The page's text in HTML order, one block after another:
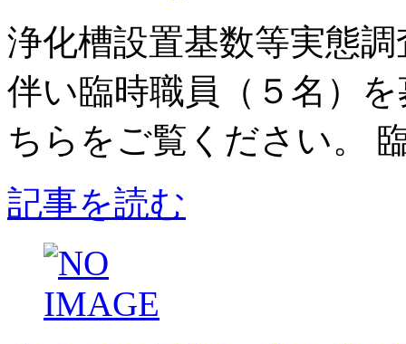
浄化槽設置基数等実態
伴い臨時職員（５名）
ちらをご覧ください。
記事を読む